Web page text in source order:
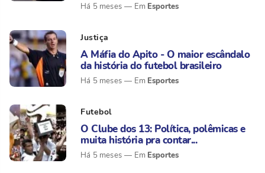
Há 5 meses Esportes
Justiça
A Máfia do Apito - O maior escândalo
da história do futebol brasileiro
Há 5 meses Esportes
Futebol
O Clube dos 13: Política, polêmicas e
muita história pra contar...
Há 5 meses Esportes